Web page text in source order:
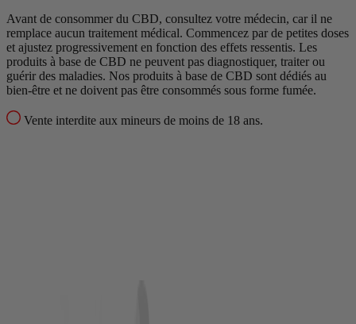
Avant de consommer du CBD, consultez votre médecin, car il ne
remplace aucun traitement médical. Commencez par de petites doses
et ajustez progressivement en fonction des effets ressentis. Les
produits à base de CBD ne peuvent pas diagnostiquer, traiter ou
guérir des maladies. Nos produits à base de CBD sont dédiés au
bien-être et ne doivent pas être consommés sous forme fumée.
Vente interdite aux mineurs de moins de 18 ans.